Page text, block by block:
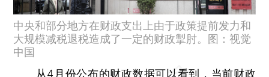
中央和部分地方在财政支出上由于政策提前发力和
大规模减税退税造成了一定的财政掣肘。图：视觉
中国
从4月份公布的财政数据可以看到，当前财政